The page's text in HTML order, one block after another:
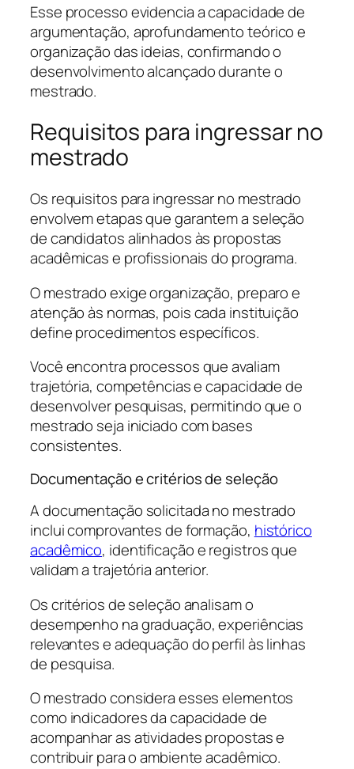
Esse processo evidencia a capacidade de
argumentação, aprofundamento teórico e
organização das ideias, confirmando o
desenvolvimento alcançado durante o
mestrado.
Requisitos para ingressar no
mestrado
Os requisitos para ingressar no mestrado
envolvem etapas que garantem a seleção
de candidatos alinhados às propostas
acadêmicas e profissionais do programa.
O mestrado exige organização, preparo e
atenção às normas, pois cada instituição
define procedimentos específicos.
Você encontra processos que avaliam
trajetória, competências e capacidade de
desenvolver pesquisas, permitindo que o
mestrado seja iniciado com bases
consistentes.
Documentação e critérios de seleção
A documentação solicitada no mestrado
inclui comprovantes de formação, histórico
acadêmico, identificação e registros que
validam a trajetória anterior.
Os critérios de seleção analisam o
desempenho na graduação, experiências
relevantes e adequação do perfil às linhas
de pesquisa.
O mestrado considera esses elementos
como indicadores da capacidade de
acompanhar as atividades propostas e
contribuir para o ambiente acadêmico.